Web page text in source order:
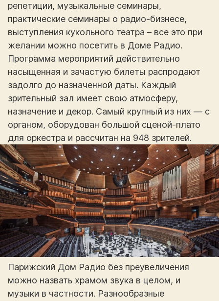
репетиции, музыкальные семинары,
практические семинары о радио-бизнесе,
выступления кукольного театра – все это при
желании можно посетить в Доме Радио.
Программа мероприятий действительно
насыщенная и зачастую билеты распродают
задолго до назначенной даты. Каждый
зрительный зал имеет свою атмосферу,
назначение и декор. Самый крупный из них — с
органом, оборудован большой сценой-плато
для оркестра и рассчитан на 948 зрителей.
Парижский Дом Радио без преувеличения
можно назвать храмом звука в целом, и
музыки в частности. Разнообразные